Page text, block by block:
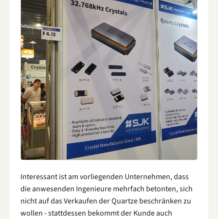
Interessant ist am vorliegenden Unternehmen, dass
die anwesenden Ingenieure mehrfach betonten, sich
nicht auf das Verkaufen der Quartze beschränken zu
wollen - stattdessen bekommt der Kunde auch